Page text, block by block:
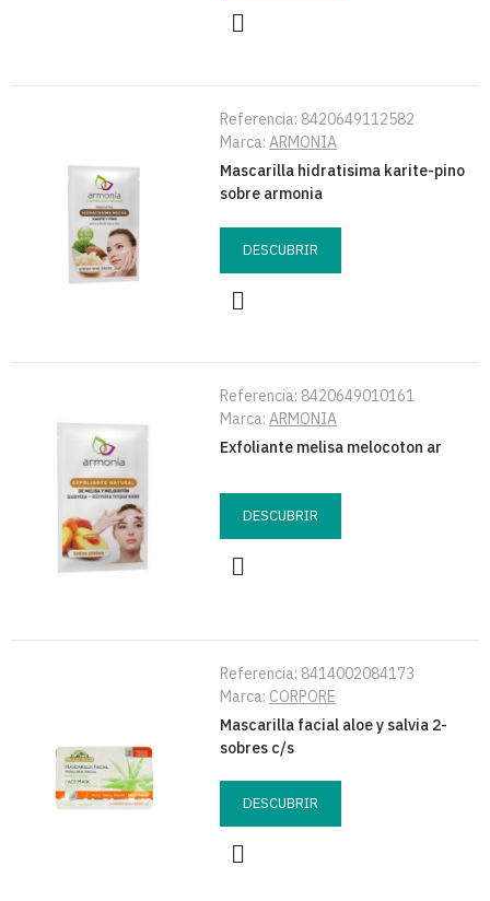
Referencia: 8420649112582
Marca:ARMONIA
Mascarilla hidratisima karite-pino
sobre armonia
DESCUBRIR
Referencia: 8420649010161
Marca:ARMONIA
Exfoliante melisa melocoton ar
DESCUBRIR
Referencia: 8414002084173
Marca: CORPORE
Mascarilla facial aloe y salvia 2-
sobres c/s
DESCUBRIR